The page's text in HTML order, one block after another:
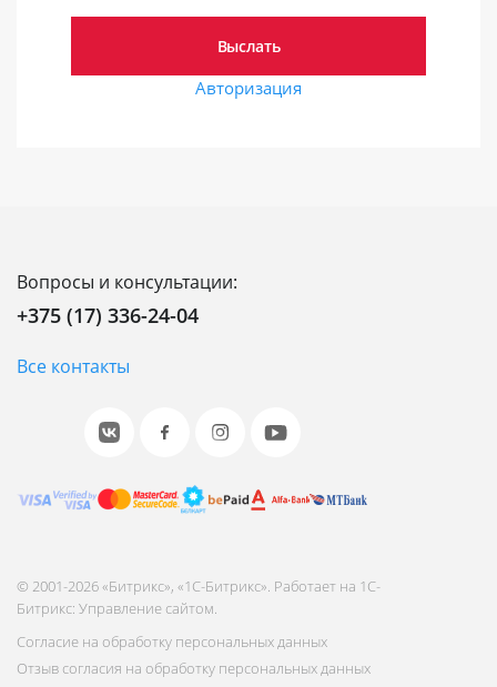
Авторизация
Вопросы и консультации:
+375 (17) 336-24-04
Все контакты
© 2001-2026 «Битрикс», «1С-Битрикс». Работает на 1С-
Битрикс: Управление сайтом.
Согласие на обработку персональных данных
Отзыв согласия на обработку персональных данных